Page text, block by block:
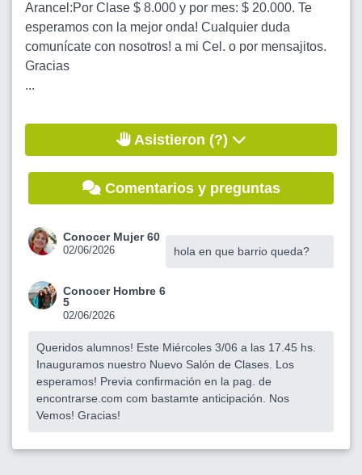
Arancel:Por Clase $ 8.000 y por mes: $ 20.000. Te
esperamos con la mejor onda! Cualquier duda
comunícate con nosotros! a mi Cel. o por mensajitos.
Gracias
...
Asistieron (?)
Comentarios y preguntas
Conocer Mujer 60
02/06/2026 hola en que barrio queda?
Conocer Hombre 6
5
02/06/2026
Queridos alumnos! Este Miércoles 3/06 a las 17.45 hs.
Inauguramos nuestro Nuevo Salón de Clases. Los
esperamos! Previa confirmación en la pag. de
encontrarse.com com bastamte anticipación. Nos
Vemos! Gracias!